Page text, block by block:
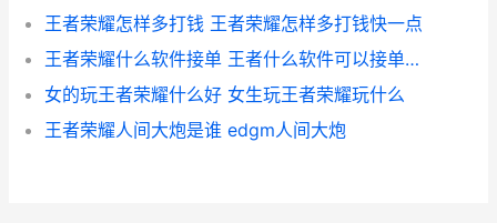
王者荣耀怎样多打钱 王者荣耀怎样多打钱快一点
王者荣耀什么软件接单 王者什么软件可以接单子赚钱
女的玩王者荣耀什么好 女生玩王者荣耀玩什么
王者荣耀人间大炮是谁 edgm人间大炮